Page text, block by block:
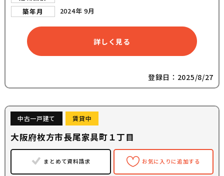
築年月
2024年 9月
詳しく見る
登録日：2025/8/27
中古一戸建て 賃貸中
大阪府枚方市長尾家具町１丁目
まとめて資料請求 お気に入りに追加する